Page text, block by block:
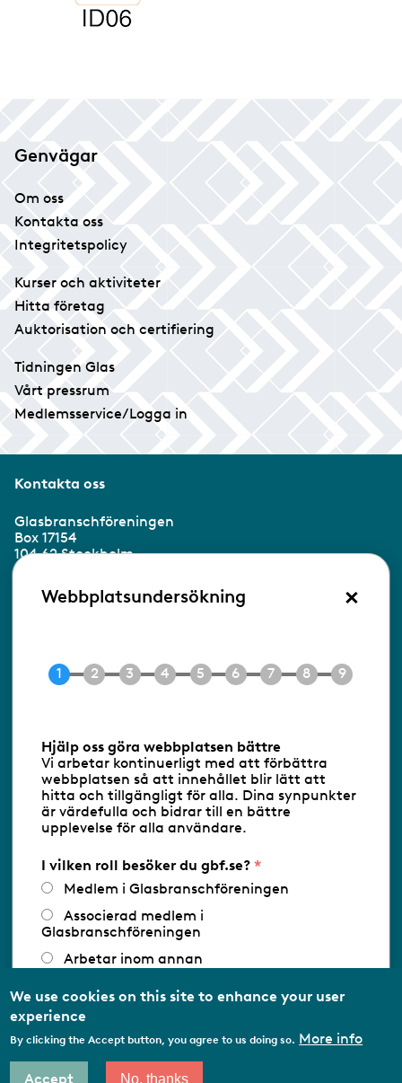
Genvägar
Om oss
Kontakta oss
Integritetspolicy
Kurser och aktiviteter
Hitta företag
Auktorisation och certifiering
Tidningen Glas
Vårt pressrum
Medlemsservice/Logga in
Kontakta oss
Glasbranschföreningen
Box 17154
104 62 Stockholm
Besöksadress:
Ringvägen 100
E-post info@gbf.se
Följ oss via RSS
Databasens namn:www.gbf.se-
Glasbranschföreningen AB - Ansvarig
utgivare: Sofia Wahlgren
Webbplatsundersökning ×
Hjälp oss göra webbplatsen bättre
Vi arbetar kontinuerligt med att förbättra
webbplatsen så att innehållet blir lätt att
hitta och tillgängligt för alla. Dina synpunkter
är värdefulla och bidrar till en bättre
upplevelse för alla användare.
I vilken roll besöker du gbf.se?
Medlem i Glasbranschföreningen
Associerad medlem i
Glasbranschföreningen
Arbetar inom annan
Utbildningsaktör
We use cookies on this site to enhance your user
experience
By clicking the Accept button, you agree to us doing so. More info
Accept No, thanks